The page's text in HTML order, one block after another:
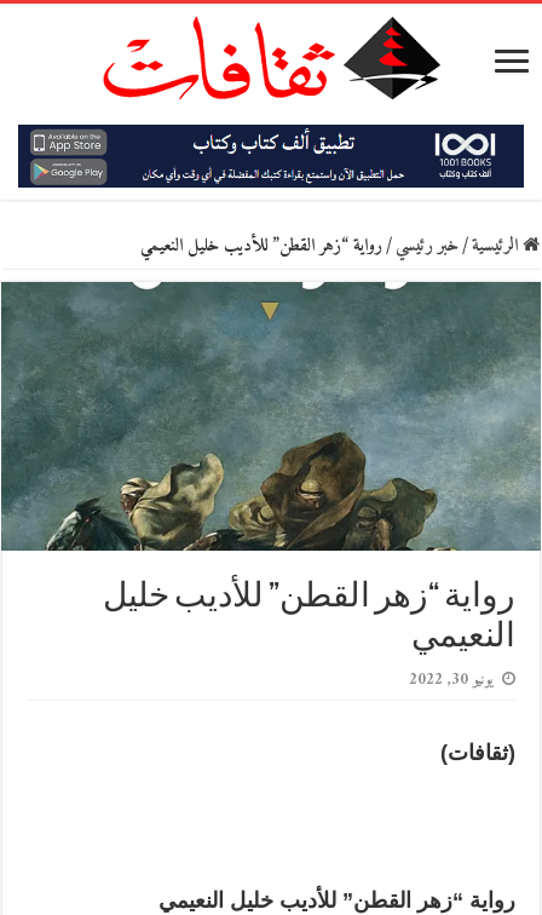
الرئيسية/خبر رئيسي/رواية “زهر القطن” للأديب خليل النعيمي
رواية “زهر القطن” للأديب خليل
النعيمي
يونيو 30, 2022
(ثقافات)
رواية “زهر القطن” للأديب خليل النعيمي